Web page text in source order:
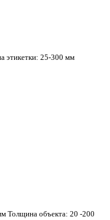
этикетки: 25-300 мм
Толщина объекта: 20 -200